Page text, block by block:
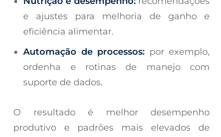
e ajustes para melhoria de ganho e
eficiência alimentar.
Automação de processos: por exemplo,
ordenha e rotinas de manejo com
suporte de dados.
O resultado é melhor desempenho
produtivo e padrões mais elevados de